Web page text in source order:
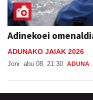
Adinekoei
ADUNAKO JAIAK 2026
Joni abu 08, 21:30 ADUNA